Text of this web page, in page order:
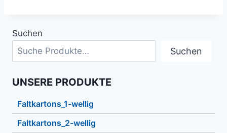
Suchen
Suchen
UNSERE PRODUKTE
Faltkartons_1-wellig
Faltkartons_2-wellig